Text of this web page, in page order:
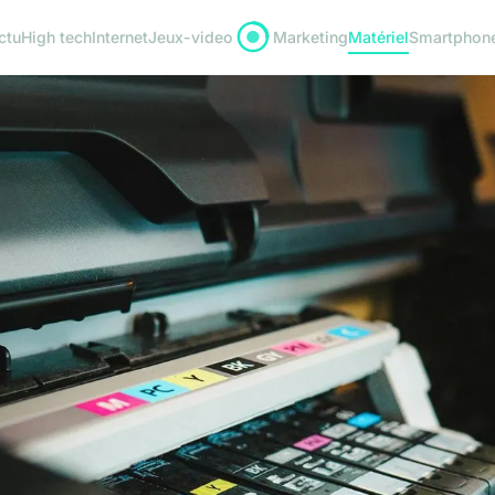
High techInternetJeux-video MarketingMatériel